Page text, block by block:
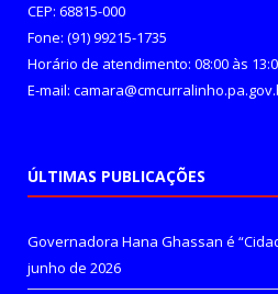
CEP: 68815-000
Fone: (91) 99215-1735
Horário de atendimento: 08:00 às
E-mail:
ÚLTIMAS PUBLICAÇÕES
Governadora Hana Ghassan é
junho de 2026